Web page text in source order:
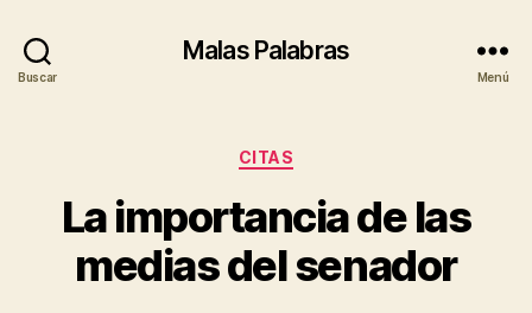
Buscar
Malas Palabras
Menú
Categorías
CITAS
La importancia de las
medias del senador